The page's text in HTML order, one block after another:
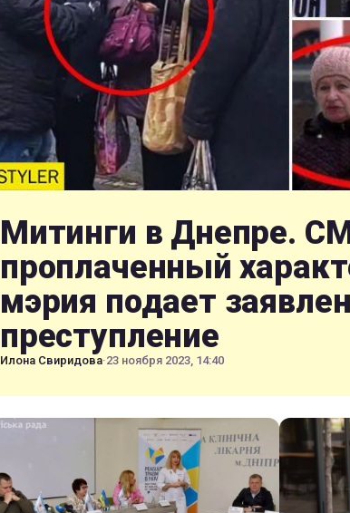
Митинги в Днепре.
проплаченный
мэрия подает
преступление
Илона Свиридова·23 ноября 2023, 14:40